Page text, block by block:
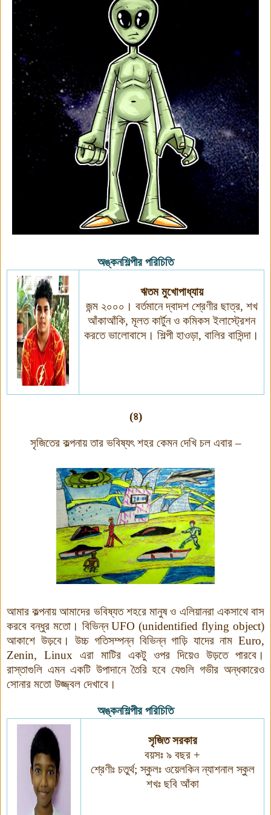
অঙ্কনশিল্পীর পরিচিতি
ঋতম মুখোপাধ্যায়
জন্ম ২০০০। বর্তমানে দ্বাদশ শ্রেণীর ছাত্র, শখ
আঁকাআঁকি, মূলত কার্টুন ও কমিকস ইলাস্ট্রেশন
করতে ভালোবাসে। শিল্পী হাওড়া, বালির বাসিন্দা।
(৪)
সৃজিতের কল্পনায় তার ভবিষ্যৎ শহর কেমন দেখি চল এবার –
আমার কল্পনায় আমাদের ভবিষ্যত শহরে মানুষ ও এলিয়ানরা একসাথে বাস
করবে বন্ধুর মতো। বিভিন্নUFO (unidentified flying object)
আকাশে উড়বে। উচ্চ গতিসম্পন্ন বিভিন্ন গাড়ি যাদের নাম Euro,
Zenin, Linux এরা মাটির একটু ওপর দিয়েও উড়তে পারবে।
রাস্তাগুলি এমন একটি উপাদানে তৈরি হবে যেগুলি গভীর অন্ধকারেও
সোনার মতো উজ্জ্বল দেখাবে।
অঙ্কনশিল্পীর পরিচিতি
সৃজিত সরকার
বয়সঃ ৯ বছর +
শ্রেণীঃ চতুর্থ;স্কুলঃ ওয়েলকিন ন্যাশনাল স্কুল
শখঃ ছবি আঁকা